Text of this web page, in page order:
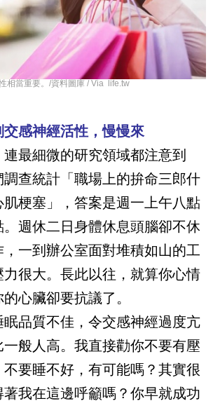
相當重要。/資料圖庫 / Via life.tw
感神經活性，慢慢來
連最細微的研究領域都注意到
查統計「職場上的拚命三郎什
肌梗塞」，答案是週一上午八點
週休二日身體休息頭腦卻不休
一到辦公室面對堆積如山的工
很大。長此以往，就算你心情
的心臟卻要抗議了。
品質不佳，令交感神經過度亢
般人高。我直接勸你不要有壓
要睡不好，有可能嗎？其實很
我在這邊呼籲嗎？你早就成功